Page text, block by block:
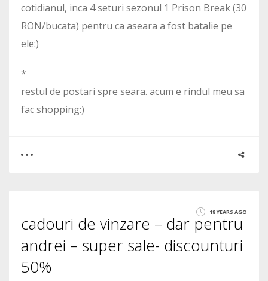
cotidianul, inca 4 seturi sezonul 1 Prison Break (30
RON/bucata) pentru ca aseara a fost batalie pe
ele:)
*
restul de postari spre seara. acum e rindul meu sa
fac shopping:)
2595
18 YEARS AGO
cadouri de vinzare – dar pentru
andrei – super sale- discounturi
50%